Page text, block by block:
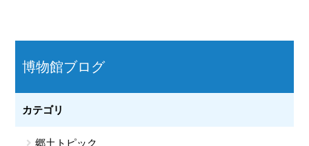
博物館ブログ
カテゴリ
郷土トピック